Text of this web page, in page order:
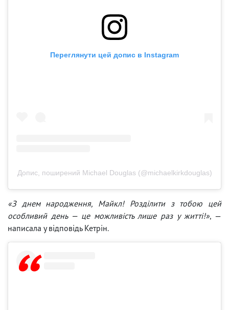
Переглянути цей допис в Instagram
Допис, поширений Michael Douglas (@michaelkirkdouglas)
«З днем народження, Майкл! Розділити з тобою цей
особливий день — це можливість лише раз у житті!», —
написала у відповідь Кетрін.